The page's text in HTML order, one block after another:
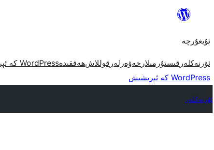
مەزمۇنغا
ئۇيغۇرچە
ئۆرنەكلەر قىستۇرمىلار خەۋەرلەر قوللاشھەققىدەWordPress كە ئېرىشىش
WordPress كە ئېرىشىش
ئۆرنەكلەر